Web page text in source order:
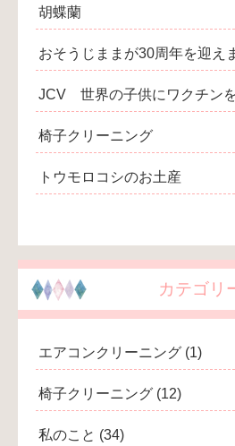
胡蝶蘭
おそうじままが30周年を迎え
JCV 世界の子供にワクチン
椅子クリーニング
トウモロコシのお土産
カテゴリ
エアコンクリーニング (1)
椅子クリーニング (12)
私のこと (34)